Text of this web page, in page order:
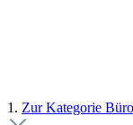
1. Zur Kategorie